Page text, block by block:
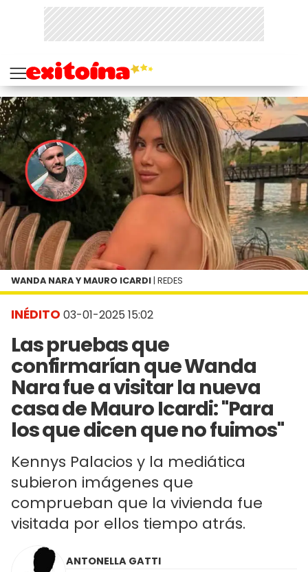
INÉDITO 03-01-2025 15:02
Las pruebas que
confirmarían que Wanda
Nara fue a visitar la nueva
casa de Mauro Icardi: "Para
los que dicen que no fuimos"
Kennys Palacios y la mediática
subieron imágenes que
comprueban que la vivienda fue
visitada por ellos tiempo atrás.
WANDA NARA Y MAURO ICARDI | REDES
ANTONELLA GATTI